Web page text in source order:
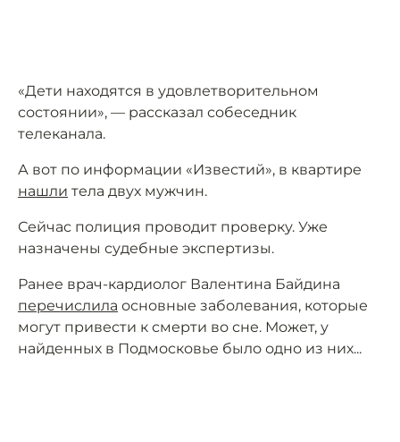
«Дети находятся в удовлетворительном
состоянии», — рассказал собеседник
телеканала.
А вот по информации «Известий», в квартире
нашли тела двух мужчин.
Сейчас полиция проводит проверку. Уже
назначены судебные экспертизы.
Ранее врач-кардиолог Валентина Байдина
перечислила основные заболевания, которые
могут привести к смерти во сне. Может, у
найденных в Подмосковье было одно из них...